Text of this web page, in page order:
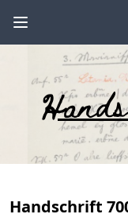
Handschrift